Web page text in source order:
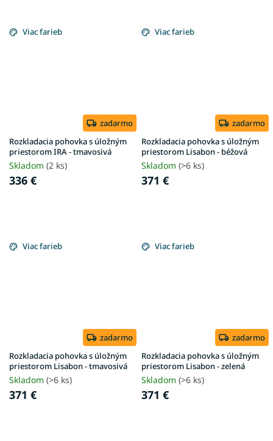
Viac farieb
zadarmo
Rozkladacia pohovka s úložným
priestorom IRA - tmavosivá
Skladom (2 ks)
336 €
Viac farieb
zadarmo
Rozkladacia pohovka s úložným
priestorom Lisabon - béžová
Skladom (>6 ks)
371 €
Viac farieb
zadarmo
Rozkladacia pohovka s úložným
priestorom Lisabon - tmavosivá
Skladom (>6 ks)
371 €
Viac farieb
zadarmo
Rozkladacia pohovka s úložným
priestorom Lisabon - zelená
Skladom (>6 ks)
371 €